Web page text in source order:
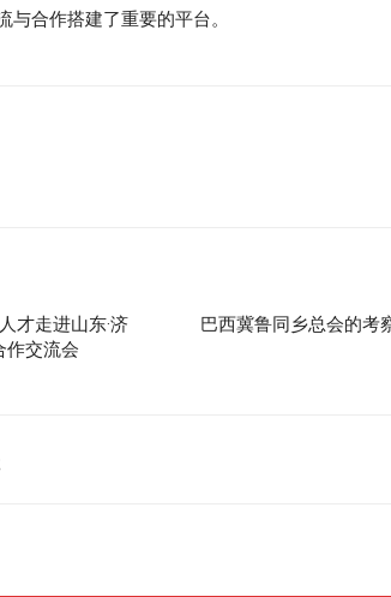
合作搭建了重要的平台。
才走进山东·济
作交流会
巴西冀鲁同乡总会的考